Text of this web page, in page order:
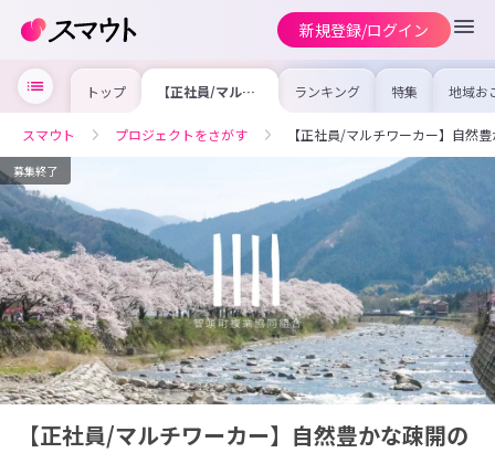
新規登録/ログイン
トップ 【正社員/マルチ
ワーカー】自然豊
分らしいライフス
タイルを実現しま
ランキング 特集 地域お
の求
を集め
事内容
を比較
合った
スマウト プロジェクトをさがす 【正社員/マルチワーカー】自然
募集終了
【正社員/マルチワーカー】自然豊かな疎開の